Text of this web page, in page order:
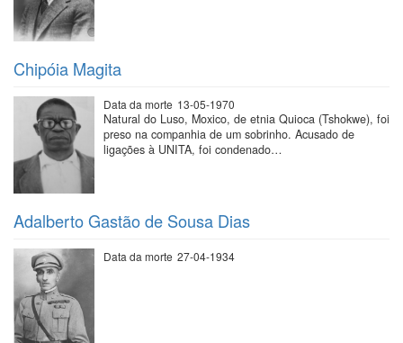
Chipóia Magita
Data da morte 13-05-1970
Natural do Luso, Moxico, de etnia Quioca (Tshokwe), foi
preso na companhia de um sobrinho. Acusado de
ligações à UNITA, foi condenado…
Adalberto Gastão de Sousa Dias
Data da morte 27-04-1934